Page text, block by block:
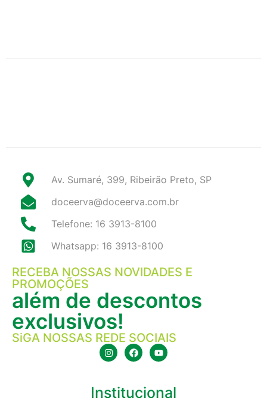
Av. Sumaré, 399, Ribeirão Preto, SP
doceerva@doceerva.com.br
Telefone: 16 3913-8100
Whatsapp: 16 3913-8100
RECEBA NOSSAS NOVIDADES E
PROMOÇÕES
além de descontos
exclusivos!
SiGA NOSSAS REDE SOCIAIS
Institucional